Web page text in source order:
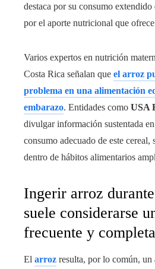
destaca por su consumo
por el aporte nutricional que
Varios expertos en nutrición
Costa Rica señalan que el arroz
problema en una alimentación
embarazo. Entidades como USA
divulgar información sustentada
consumo adecuado de este cereal,
dentro de hábitos alimentarios
Ingerir arroz
suele considerarse
frecuente y
El arroz resulta, por lo común,